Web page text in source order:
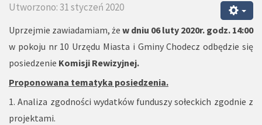
Utworzono: 31 styczeń 2020
Uprzejmie zawiadamiam, że w dniu 06 luty 2020r. godz. 14:00
w pokoju nr 10 Urzędu Miasta i Gminy Chodecz odbędzie się
posiedzenie Komisji Rewizyjnej.
Proponowana tematyka posiedzenia.
1. Analiza zgodności wydatków funduszy sołeckich zgodnie z
projektami.